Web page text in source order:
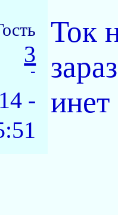
3
-
-
Ток
инет